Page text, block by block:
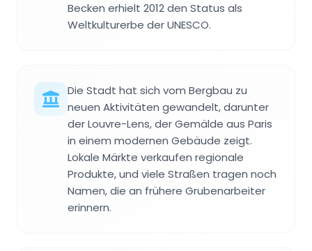
Becken erhielt 2012 den Status als
Weltkulturerbe der UNESCO.
Die Stadt hat sich vom Bergbau zu
neuen Aktivitäten gewandelt, darunter
der Louvre-Lens, der Gemälde aus Paris
in einem modernen Gebäude zeigt.
Lokale Märkte verkaufen regionale
Produkte, und viele Straßen tragen noch
Namen, die an frühere Grubenarbeiter
erinnern.